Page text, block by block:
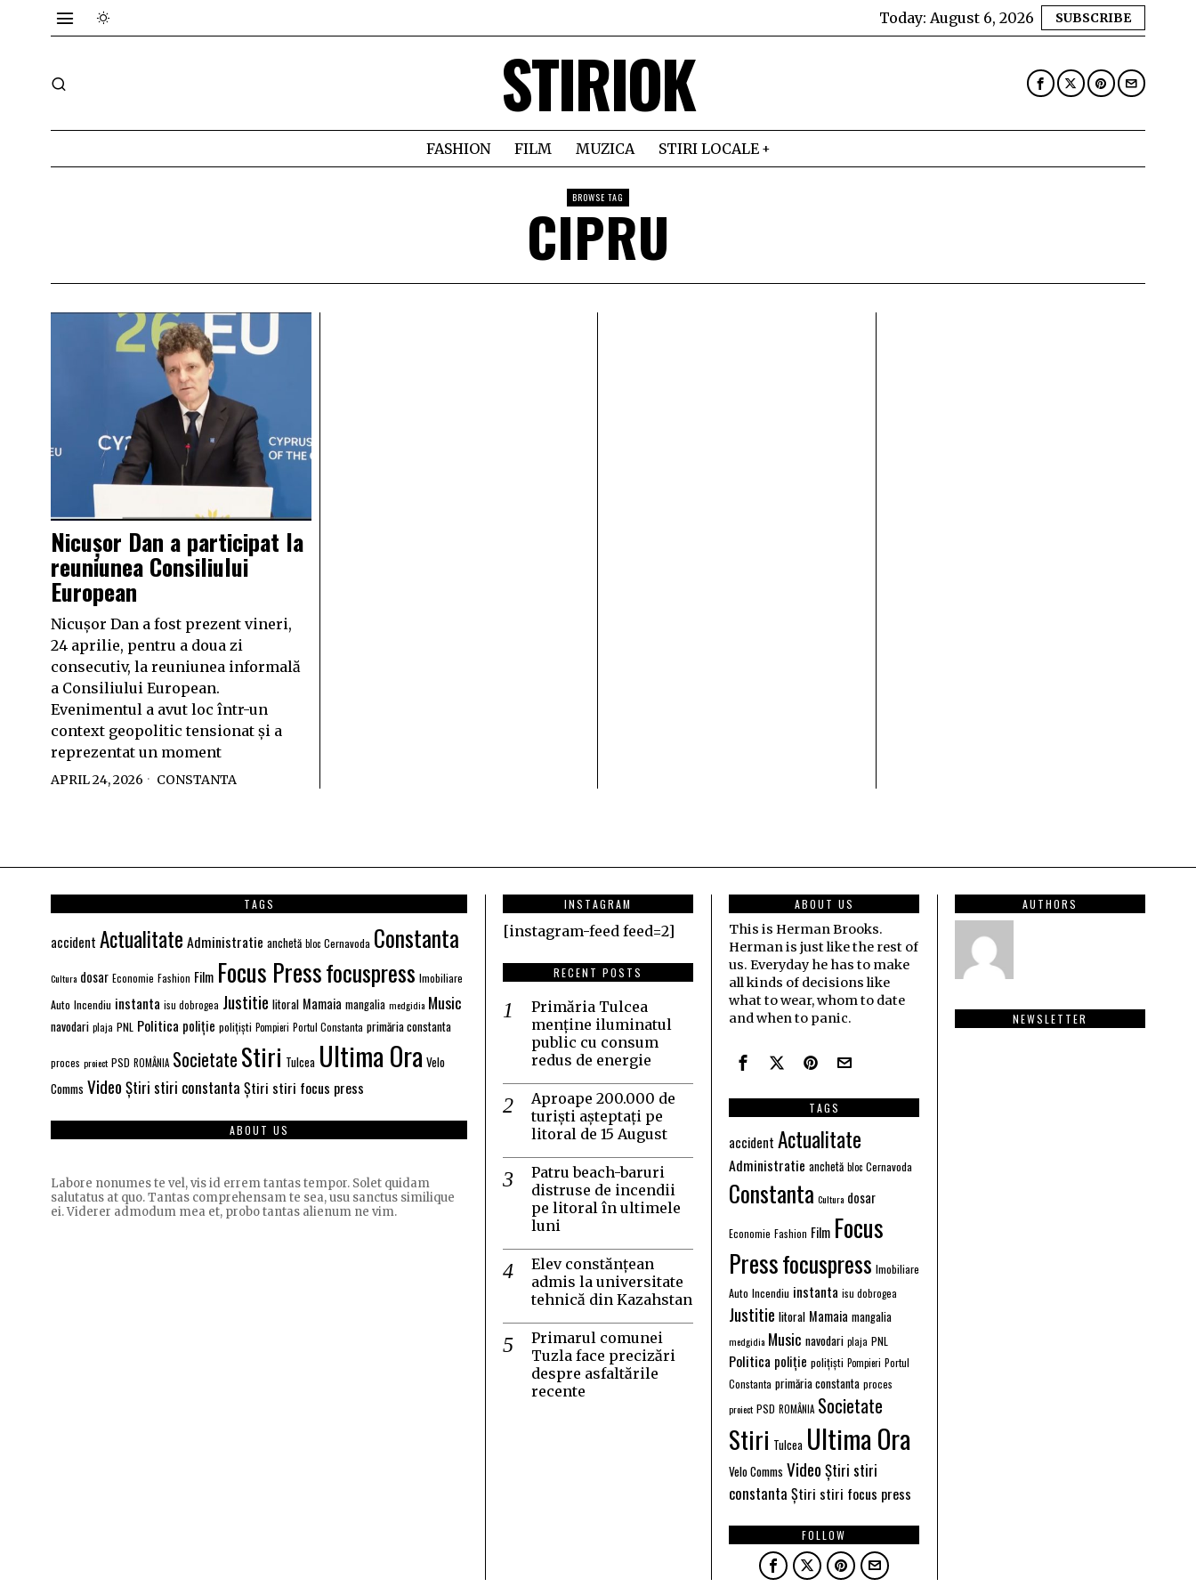
Today: August 6, 2026 SUBSCRIBE
STIRIOK
FASHION FILM MUZICA STIRI LOCALE
BROWSE TAG
CIPRU
Nicușor Dan a participat la
reuniunea Consiliului
European
Nicușor Dan a fost prezent vineri,
24 aprilie, pentru a doua zi
consecutiv, la reuniunea informală
a Consiliului European.
Evenimentul a avut loc într-un
context geopolitic tensionat și a
reprezentat un moment
APRIL 24, 2026 CONSTANTA
TAGS
accident Actualitate Administratie anchetă bloc Cernavoda Constanta
Cultura dosar Economie Fashion Film Focus Pressfocuspress Imobiliare
Auto Incendiu instanta isu dobrogea Justitie litoral Mamaia mangalia medgidia Music
navodari plaja PNL Politica poliție polițiști Pompieri Portul Constanta primăria constanta
proces proiect PSD ROMÂNIA Societate Stiri Tulcea Ultima Ora Velo
Comms Video Știri stiri constanta Știri stiri focus press
ABOUT US
Labore nonumes te vel, vis id errem tantas tempor. Solet quidam
salutatus at quo. Tantas comprehensam te sea, usu sanctus similique
ei. Viderer admodum mea et, probo tantas alienum ne vim.
INSTAGRAM
[instagram-feed feed=2]
RECENT POSTS
Primăria Tulcea
menține iluminatul
public cu consum
redus de energie
Aproape 200.000 de
turiști așteptați pe
litoral de 15 August
Patru beach-baruri
distruse de incendii
pe litoral în ultimele
luni
Elev constănțean
admis la universitate
tehnică din Kazahstan
Primarul comunei
Tuzla face precizări
despre asfaltările
recente
ABOUT US
This is Herman Brooks.
Herman is just like the rest of
us. Everyday he has to make
all kinds of decisions like
what to wear, whom to date
and when to panic.
TAGS
accident Actualitate
Administratie anchetă bloc Cernavoda
Constanta Cultura dosar
Economie Fashion Film Focus
Pressfocuspress Imobiliare
Auto Incendiu instanta isu dobrogea
Justitie litoral Mamaia mangalia
medgidia Music navodari plaja PNL
Politica poliție polițiști Pompieri Portul
Constanta primăria constanta proces
proiect PSD ROMÂNIA Societate
Stiri Tulcea Ultima Ora
Velo Comms Video Știri stiri
constanta Știri stiri focus press
FOLLOW
AUTHORS
NEWSLETTER